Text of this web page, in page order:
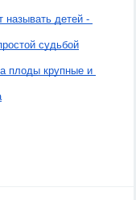
называть детей -
судьбой
плоды крупные и